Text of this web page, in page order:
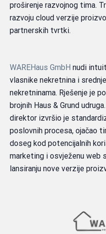
proširenje razvojnog tima.
razvoju cloud verzije
partnerskih tvrtki.
WAREHaus GmbH nudi
vlasnike nekretnina i
nekretninama. Rješenje je
brojnih Haus & Grund
direktor izvršio je
poslovnih procesa, ojačao
doseg kod potencijalnih
marketing i osvježenu web
lansiranju nove verzije